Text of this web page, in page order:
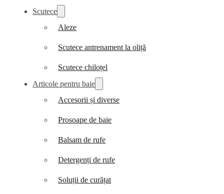
Scutece
Aleze
Scutece antrenament la oliță
Scutece chiloțel
Articole pentru baie
Accesorii și diverse
Prosoape de baie
Balsam de rufe
Detergenți de rufe
Soluții de curățat